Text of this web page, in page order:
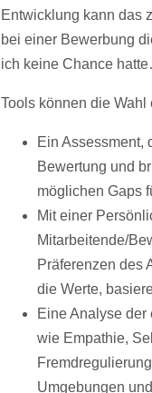
Entwicklung kann das
bei einer Bewerbung
ich keine Chance
Tools können die
Ein Assessment,
Bewertung und
möglichen Gaps
Mit einer
Mitarbeitende/
Präferenzen des
die Werte,
Eine Analyse
wie Empathie,
Umgebungen